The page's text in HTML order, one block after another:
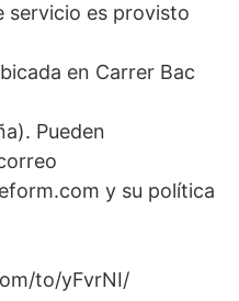
servicio es provisto
en Carrer Bac
Pueden
y su política
to/yFvrNI/